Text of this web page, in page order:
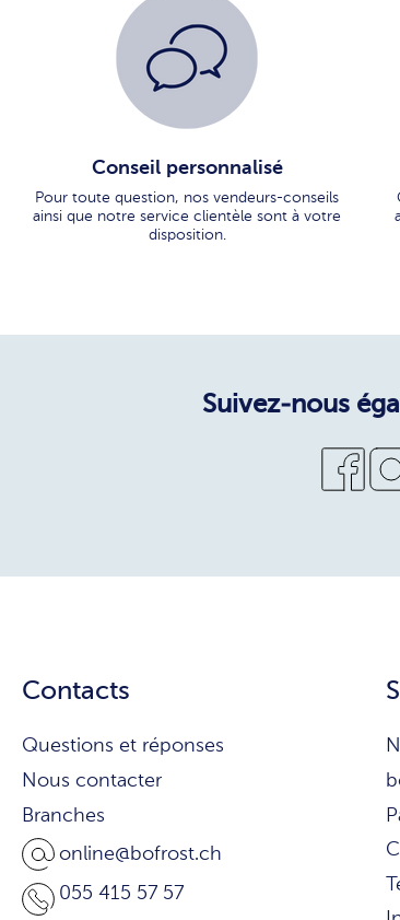
Conseil personnalisé
Pour toute question, nos vendeurs-conseils
ainsi que notre service clientèle sont à votre
disposition.
Contacts
Questions et réponses
Nous contacter
Branches
online@bofrost.ch
055 415 57 57
Suivez-nous